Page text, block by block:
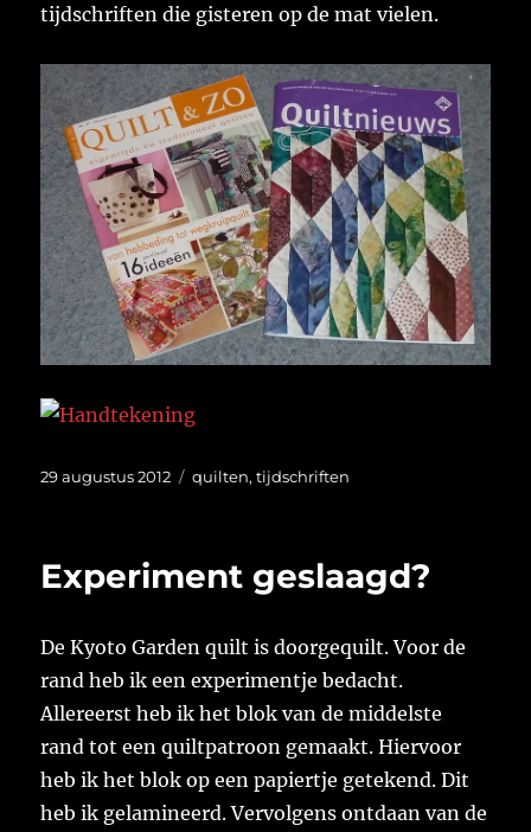
tijdschriften die gisteren op de mat vielen.
Geplaatst
29 augustus 2012 Categorieën
quilten,tijdschriften
Experiment geslaagd?
De Kyoto Garden quilt is doorgequilt. Voor de
rand heb ik een experimentje bedacht.
Allereerst heb ik het blok van de middelste
rand tot een quiltpatroon gemaakt. Hiervoor
heb ik het blok op een papiertje getekend. Dit
heb ik gelamineerd. Vervolgens ontdaan van de